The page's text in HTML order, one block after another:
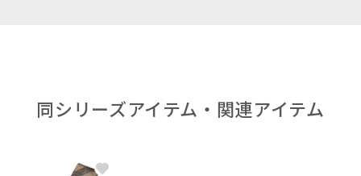
同シリーズアイテム・関連アイテム